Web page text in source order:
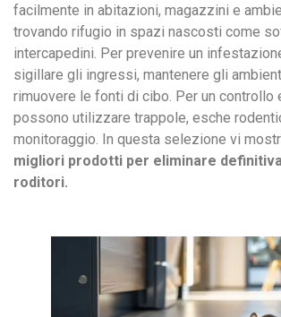
facilmente in abitazioni, magazzini e
trovando rifugio in spazi nascosti come
intercapedini. Per prevenire un
sigillare gli ingressi, mantenere gli
rimuovere le fonti di cibo. Per un controllo
possono utilizzare trappole, esche
monitoraggio. In questa selezione vi
migliori prodotti per eliminare
roditori.